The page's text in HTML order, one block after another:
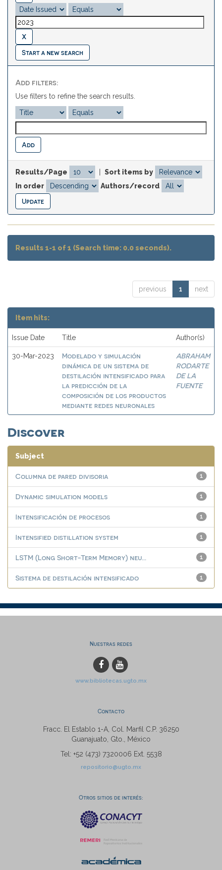
Start a new search
Add filters:
Use filters to refine the search results.
Results/Page
Sort items by
In order
Authors/record
Results 1-1 of 1 (Search time: 0.0 seconds).
previous 1 next
Item hits:
Issue Date Title Author(s)
30-Mar-2023
Modelado y simulación
dinámica de un sistema de
destilación intensificado para
la predicción de la
composición de los productos
mediante redes neuronales
ABRAHAM
RODARTE
DE LA
FUENTE
Discover
Subject
1
Columna de pared divisoria
1
Dynamic simulation models
1
Intensificación de procesos
1
Intensified distillation system
1
LSTM (Long Short-Term Memory) neu...
1
Sistema de destilación intensificado
Nuestras redes
www.bibliotecas.ugto.mx
Contacto
Fracc. El Establo 1-A, Col. Marfil C.P. 36250
Guanajuato, Gto., México
Tel: +52 (473) 7320006 Ext. 5538
repositorio@ugto.mx
Otros sitios de interés: